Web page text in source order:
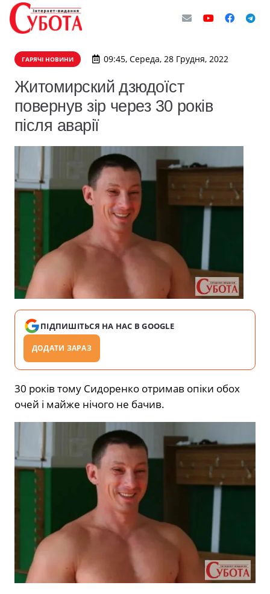
ГАРЯЧІ НОВИНИ 09:45, Середа, 28 Грудня, 2022
Житомирский дзюдоїст
повернув зір через 30 років
після аварії
ПІДПИШІТЬСЯ НА НАС В GOOGLE
ДОДАТИ ЗАРАЗ
30 років тому Сидоренко отримав опіки обох
очей і майже нічого не бачив.